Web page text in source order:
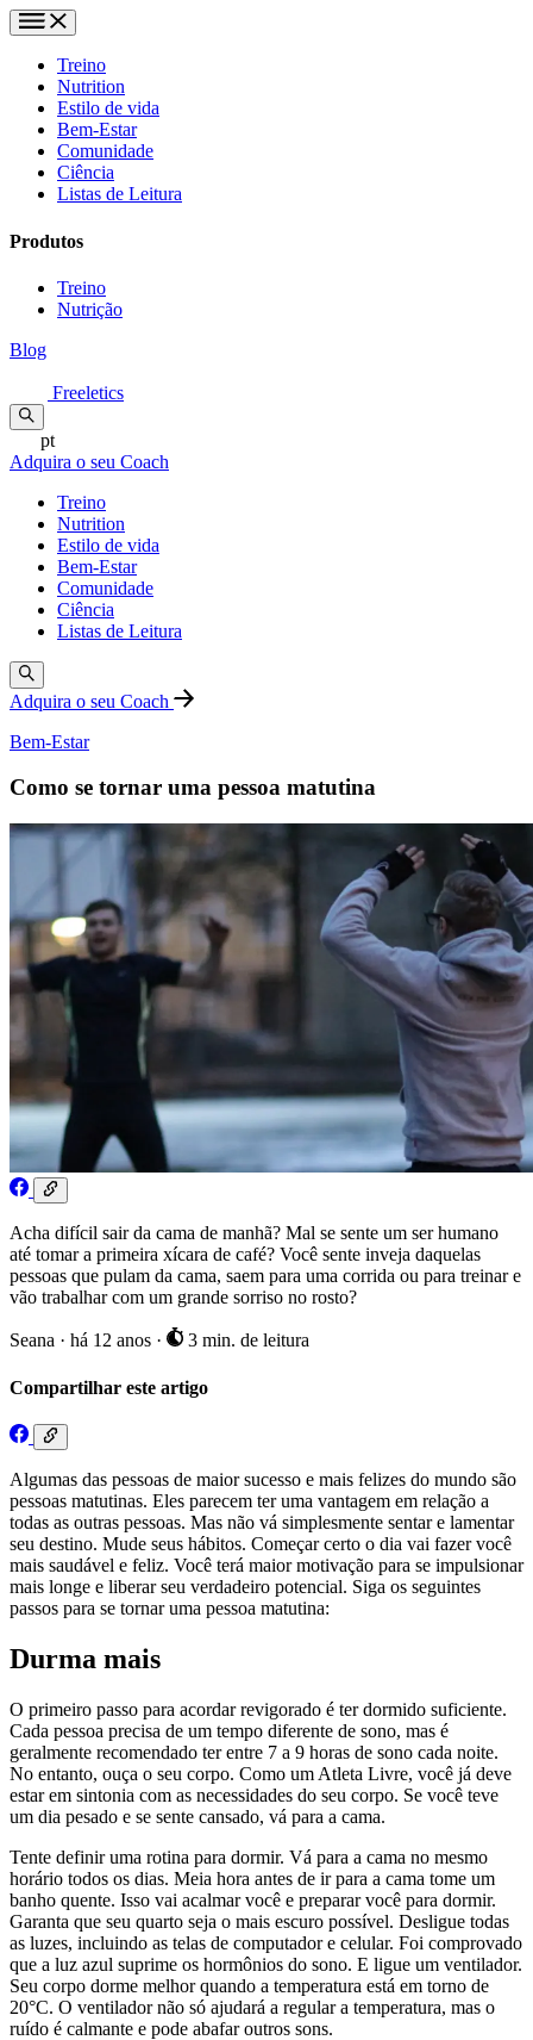
Treino
Nutrition
Estilo de vida
Bem-Estar
Comunidade
Ciência
Listas de Leitura
Produtos
Treino
Nutrição
Blog
Freeletics
pt
Adquira o seu Coach
Treino
Nutrition
Estilo de vida
Bem-Estar
Comunidade
Ciência
Listas de Leitura
Adquira o seu Coach
Bem-Estar
Como se tornar uma pessoa matutina
Acha difícil sair da cama de manhã? Mal se sente um ser humano
até tomar a primeira xícara de café? Você sente inveja daquelas
pessoas que pulam da cama, saem para uma corrida ou para treinar e
vão trabalhar com um grande sorriso no rosto?
Seana · há 12 anos · 3 min. de leitura
Compartilhar este artigo
Algumas das pessoas de maior sucesso e mais felizes do mundo são
pessoas matutinas. Eles parecem ter uma vantagem em relação a
todas as outras pessoas. Mas não vá simplesmente sentar e lamentar
seu destino. Mude seus hábitos. Começar certo o dia vai fazer você
mais saudável e feliz. Você terá maior motivação para se impulsionar
mais longe e liberar seu verdadeiro potencial. Siga os seguintes
passos para se tornar uma pessoa matutina:
Durma mais
O primeiro passo para acordar revigorado é ter dormido suficiente.
Cada pessoa precisa de um tempo diferente de sono, mas é
geralmente recomendado ter entre 7 a 9 horas de sono cada noite.
No entanto, ouça o seu corpo. Como um Atleta Livre, você já deve
estar em sintonia com as necessidades do seu corpo. Se você teve
um dia pesado e se sente cansado, vá para a cama.
Tente definir uma rotina para dormir. Vá para a cama no mesmo
horário todos os dias. Meia hora antes de ir para a cama tome um
banho quente. Isso vai acalmar você e preparar você para dormir.
Garanta que seu quarto seja o mais escuro possível. Desligue todas
as luzes, incluindo as telas de computador e celular. Foi comprovado
que a luz azul suprime os hormônios do sono. E ligue um ventilador.
Seu corpo dorme melhor quando a temperatura está em torno de
20°C. O ventilador não só ajudará a regular a temperatura, mas o
ruído é calmante e pode abafar outros sons.